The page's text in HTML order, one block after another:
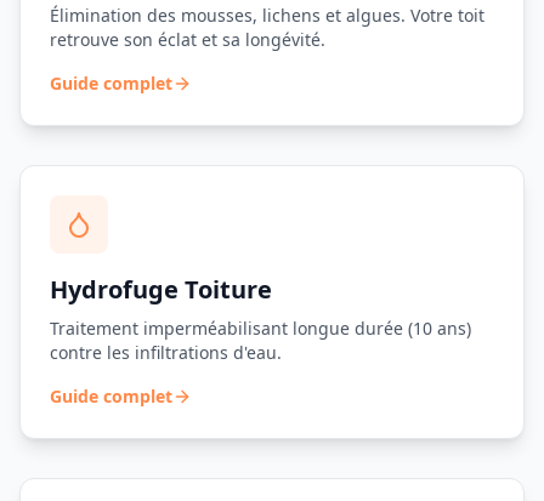
Élimination des mousses, lichens et algues. Votre toit
retrouve son éclat et sa longévité.
Guide complet
Hydrofuge Toiture
Traitement imperméabilisant longue durée (10 ans)
contre les infiltrations d'eau.
Guide complet